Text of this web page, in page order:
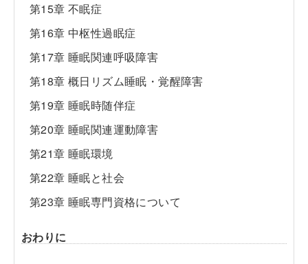
第15章 不眠症
第16章 中枢性過眠症
第17章 睡眠関連呼吸障害
第18章 概日リズム睡眠・覚醒障害
第19章 睡眠時随伴症
第20章 睡眠関連運動障害
第21章 睡眠環境
第22章 睡眠と社会
第23章 睡眠専門資格について
おわりに